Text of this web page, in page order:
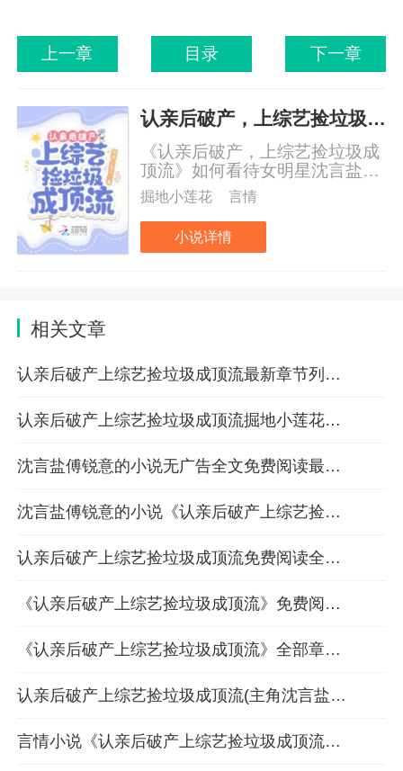
上一章 目录 下一章
认亲后破产，上综艺捡垃圾成顶流
《认亲后破产，上综艺捡垃圾成
顶流》如何看待女明星沈言盐上
综艺捡垃圾？同行皱眉：这糊咖
为了红啥都能干出来。路人摇
头：孩子你看，不好好读书以后
就只能收废品网友谴责：和弱势
佬！现在上车来得及吗？
掘地小莲花 言情
小说详情
相关文章
认亲后破产上综艺捡垃圾成顶流最新章节列表 掘地小莲花小说在线阅读
认亲后破产上综艺捡垃圾成顶流掘地小莲花小说免费阅读精彩章节更新
沈言盐傅锐意的小说无广告全文免费阅读最新章节
沈言盐傅锐意的小说《认亲后破产上综艺捡垃圾成顶流》全文完整版在线阅读
认亲后破产上综艺捡垃圾成顶流免费阅读全文章节第5章有杀气
《认亲后破产上综艺捡垃圾成顶流》免费阅读全部章节【连载】
《认亲后破产上综艺捡垃圾成顶流》全部章节目录沈言盐傅锐意在线阅读
认亲后破产上综艺捡垃圾成顶流(主角沈言盐傅锐意)章节更新免费阅读
言情小说《认亲后破产上综艺捡垃圾成顶流》全本免费阅读章节更新